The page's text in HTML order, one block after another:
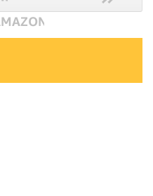
El Pícaro 2019 |
15.90